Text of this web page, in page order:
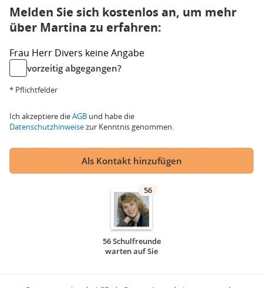
Melden Sie sich kostenlos an, um mehr
über Martina zu erfahren:
Frau Herr Divers keine Angabe
vorzeitig abgegangen?
* Pflichtfelder
Ich akzeptiere dieAGB und habe die
Datenschutzhinweisezur Kenntnis genommen.
Als Kontakt hinzufügen
56
56 Schulfreunde
warten auf Sie